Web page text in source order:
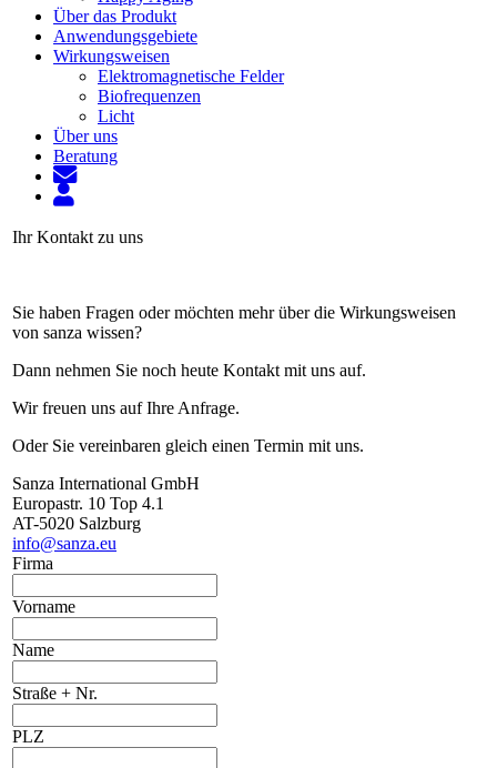
Über das Produkt
Anwendungsgebiete
Wirkungsweisen
Elektromagnetische Felder
Biofrequenzen
Licht
Über uns
Beratung
Ihr Kontakt zu uns
Sie haben Fragen oder möchten mehr über die Wirkungs­weisen
von sanza wissen?
Dann nehmen Sie noch heute Kontakt mit uns auf.
Wir freuen uns auf Ihre Anfrage.
Oder Sie vereinbaren gleich einen Termin mit uns.
Sanza International GmbH
Europastr. 10 Top 4.1
AT-5020 Salzburg
info@sanza.eu
Firma
Vorname
Name
Straße + Nr.
PLZ